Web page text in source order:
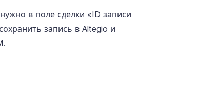
в поле сделки «ID записи
запись в Altegio и